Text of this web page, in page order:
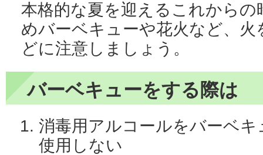
本格的な夏を迎えるこれからの
めバーベキューや花火など、
どに注意しましょう。
バーベキューをする際は
消毒用アルコールをバーベ
使用しない